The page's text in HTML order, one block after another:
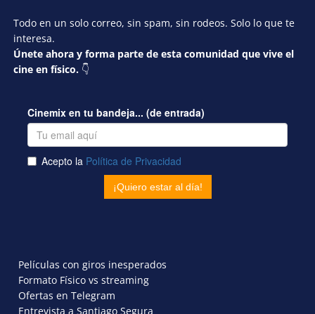
Todo en un solo correo, sin spam, sin rodeos. Solo lo que te
interesa.
Únete ahora y forma parte de esta comunidad que vive el
cine en físico. 👇
Películas con giros inesperados
Formato Físico vs streaming
Ofertas en Telegram
Entrevista a Santiago Segura